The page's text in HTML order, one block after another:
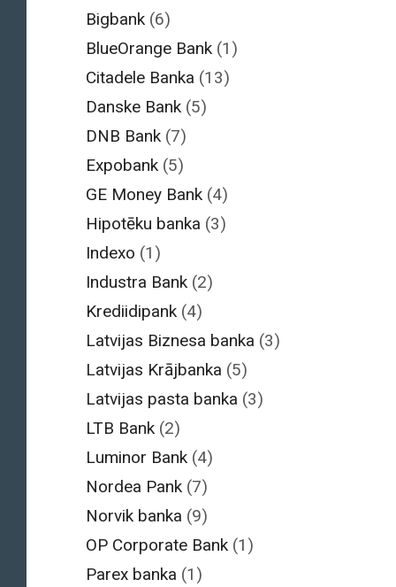
Bigbank (6)
BlueOrange Bank (1)
Citadele Banka (13)
Danske Bank (5)
DNB Bank (7)
Expobank (5)
GE Money Bank (4)
Hipotēku banka (3)
Indexo (1)
Industra Bank (2)
Krediidipank (4)
Latvijas Biznesa banka (3)
Latvijas Krājbanka (5)
Latvijas pasta banka (3)
LTB Bank (2)
Luminor Bank (4)
Nordea Pank (7)
Norvik banka (9)
OP Corporate Bank (1)
Parex banka (1)